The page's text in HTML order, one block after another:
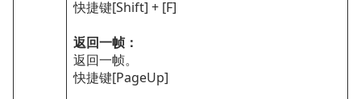
快捷键[Shift] + [F]
返回一帧：
返回一帧。
快捷键[PageUp]